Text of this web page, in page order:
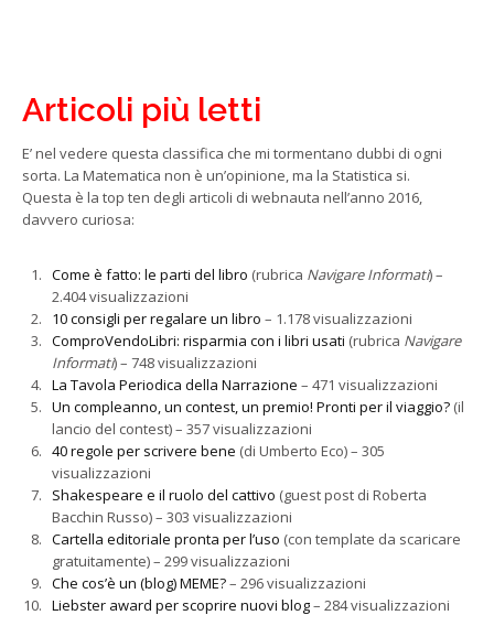
Articoli più letti
E’ nel vedere questa classifica che mi tormentano dubbi di ogni
sorta. La Matematica non è un’opinione, ma la Statistica si.
Questa è la top ten degli articoli di webnauta nell’anno 2016,
davvero curiosa:
Come è fatto: le parti del libro (rubrica Navigare Informati) –
2.404 visualizzazioni
10 consigli per regalare un libro – 1.178 visualizzazioni
ComproVendoLibri: risparmia con i libri usati (rubrica Navigare
Informati) – 748 visualizzazioni
La Tavola Periodica della Narrazione – 471 visualizzazioni
Un compleanno, un contest, un premio! Pronti per il viaggio?(il
lancio del contest) – 357 visualizzazioni
40 regole per scrivere bene (di Umberto Eco) – 305
visualizzazioni
Shakespeare e il ruolo del cattivo (guest post di Roberta
Bacchin Russo) – 303 visualizzazioni
Cartella editoriale pronta per l’uso (con template da scaricare
gratuitamente) – 299 visualizzazioni
Che cos’è un (blog) MEME?– 296 visualizzazioni
Liebster award per scoprire nuovi blog– 284 visualizzazioni